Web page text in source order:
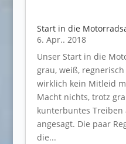
Start in die
6. Apr.. 2018
Unser Start in die
grau, weiß,
wirklich kein Mitleid
Macht nichts, trotz
kunterbuntes Treiben
angesagt. Die paar
die...